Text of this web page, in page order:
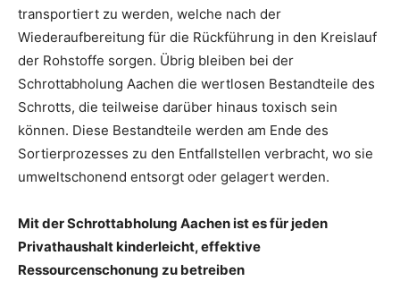
transportiert zu werden, welche nach der
Wiederaufbereitung für die Rückführung in den Kreislauf
der Rohstoffe sorgen. Übrig bleiben bei der
Schrottabholung Aachen die wertlosen Bestandteile des
Schrotts, die teilweise darüber hinaus toxisch sein
können. Diese Bestandteile werden am Ende des
Sortierprozesses zu den Entfallstellen verbracht, wo sie
umweltschonend entsorgt oder gelagert werden.
Mit der Schrottabholung Aachen ist es für jeden
Privathaushalt kinderleicht, effektive
Ressourcenschonung zu betreiben